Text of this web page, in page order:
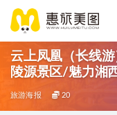
云上凤凰（长线
陵源景区/魅力湘
凰古城
旅游海报 20